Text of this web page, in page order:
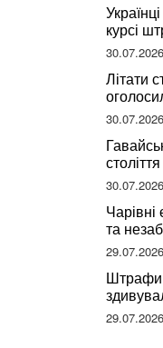
курсі
борги
30.07.2026
Літати
вибору
30.07.2026
починає
30.07.2026
та
29.07.2026
Штрафи
29.07.2026